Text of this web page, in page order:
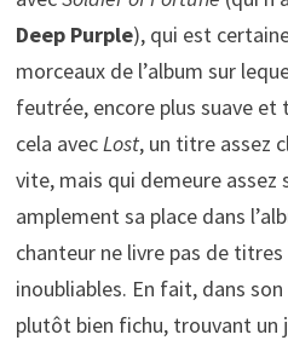
Deep Purple), qui est
morceaux de l’album sur
feutrée, encore plus suave
cela avecLost, un titre assez
vite, mais qui demeure
amplement sa place dans
chanteur ne livre pas de
inoubliables. En fait, dans
plutôt bien fichu, trouvant un